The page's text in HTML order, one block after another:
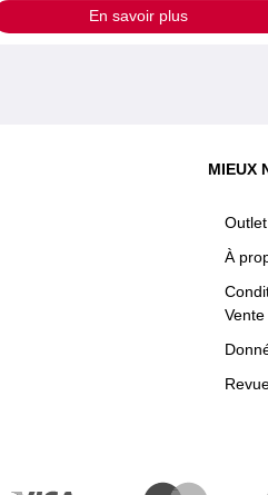
En savoir plus
MIEUX
À
Vente